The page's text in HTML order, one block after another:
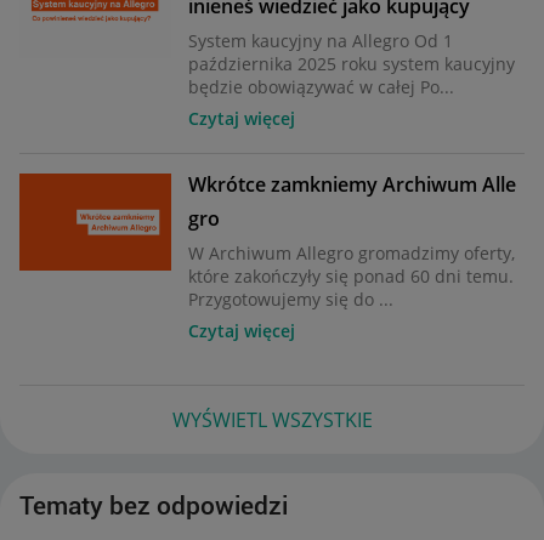
inieneś wiedzieć jako kupujący
System kaucyjny na Allegro Od 1
października 2025 roku system kaucyjny
będzie obowiązywać w całej Po...
Czytaj więcej
Wkrótce zamkniemy Archiwum Alle
gro
W Archiwum Allegro gromadzimy oferty,
które zakończyły się ponad 60 dni temu.
Przygotowujemy się do ...
Czytaj więcej
WYŚWIETL WSZYSTKIE
Tematy bez odpowiedzi